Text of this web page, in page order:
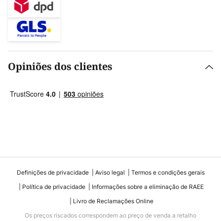
Opiniões dos clientes
Definições de privacidade Aviso legal
Termos e condições gerais
Política de privacidade
Informações sobre a eliminação de RAEE
Livro de Reclamações Online
Os preços riscados correspondem ao preço de venda a retalho